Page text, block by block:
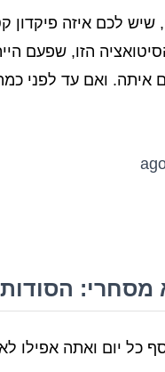
שיש לכם איזה
הזו, שפעם
ואם עד לפני
מסחרי: הסודות
יום ואתה אפילו לא